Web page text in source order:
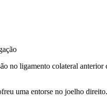
no ligamento colateral
uma entorse no joelho